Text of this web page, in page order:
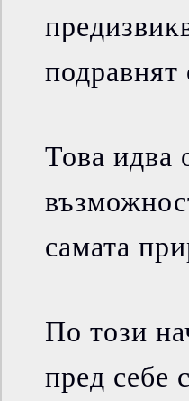
Това идва
самата
По този
пред себе